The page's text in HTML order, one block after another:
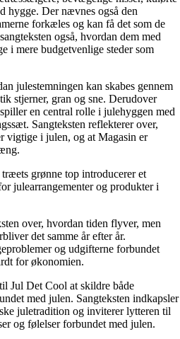
hygge. Der nævnes også den
forkæles og kan få det som de
også, hvordan dem med
i mere budgetvenlige steder som
julestemningen kan skabes gennem
stjerner, gran og sne. Derudover
en central rolle i julehyggen med
Sangteksten reflekterer over,
vigtige i julen, og at Magasin er
grønne top introducerer et
julearrangementer og produkter i
over, hvordan tiden flyver, men
det samme år efter år.
og udgifterne forbundet
for økonomien.
Jul Det Cool at skildre både
med julen. Sangteksten indkapsler
juletradition og inviterer lytteren til
og følelser forbundet med julen.